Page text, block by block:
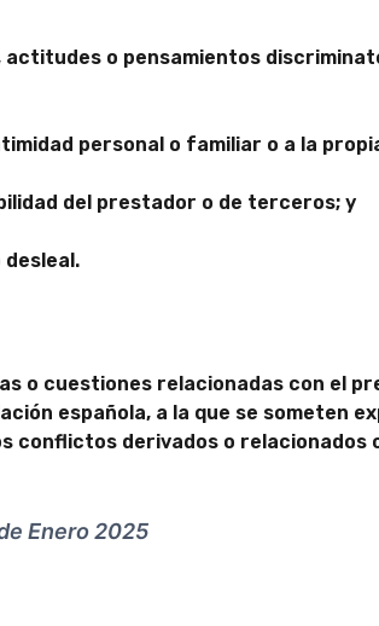
o pensamientos
personal o familiar o a la
del prestador o de terceros; y
o cuestiones relacionadas con el
española, a la que se someten
conflictos derivados o relacionados
Enero 2025